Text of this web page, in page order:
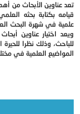
تعد عناوين الأبحاث من
قيامه بكتابة بحثه
علمية في شهرة البحث
ويعد اختيار عناوين
للباحث، وذلك نظرا
المواضيع العلمية في